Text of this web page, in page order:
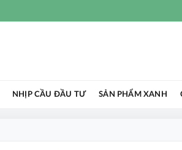
NHỊP CẦU ĐẦU TƯ SẢN PHẨM XANH